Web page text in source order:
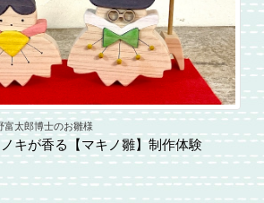
富太郎博士のお雛様
キが香る【マキノ雛】制作体験